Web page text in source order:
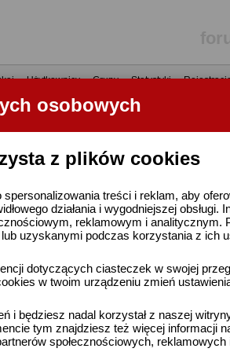
osobowych
z plików cookies
treści i reklam, aby
działania i wygodniejszej
reklamowym i analitycznym.
uzyskanymi podczas korzystania z ich
dotyczących ciasteczek w swojej
w twoim urządzeniu zmień
i będziesz nadal korzystał z naszej
tym znajdziesz też więcej informacji
społecznościowych, reklamowych
•Użytkownicy•Grupy•Statystyki•